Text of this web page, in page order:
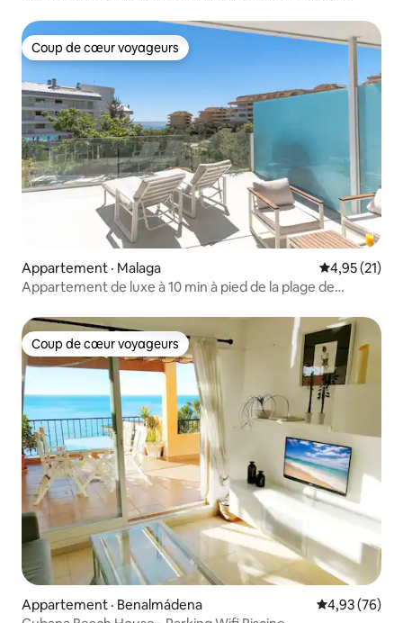
Coup de cœur voyageurs
Coup de cœur voyageurs
Appartement · Malaga Note
4,95 (21)
Appartement de luxe à 10 min à pied de la plage de
Coup de cœur voyageurs
Coup de cœur voyageurs
Appartement · Benalmádena Note
4,93 (76)